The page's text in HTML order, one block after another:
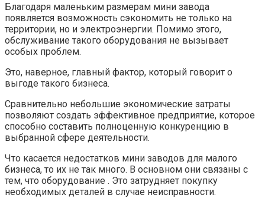
Благодаря маленьким размерам мини завода
появляется возможность сэкономить не только на
территории, но и электроэнергии. Помимо этого,
обслуживание такого оборудования не вызывает
особых проблем.
Это, наверное, главный фактор, который говорит о
выгоде такого бизнеса.
Сравнительно небольшие экономические затраты
позволяют создать эффективное предприятие, которое
способно составить полноценную конкуренцию в
выбранной сфере деятельности.
Что касается недостатков мини заводов для малого
бизнеса, то их не так много. В основном они связаны с
тем, что оборудование . Это затрудняет покупку
необходимых деталей в случае неисправности.